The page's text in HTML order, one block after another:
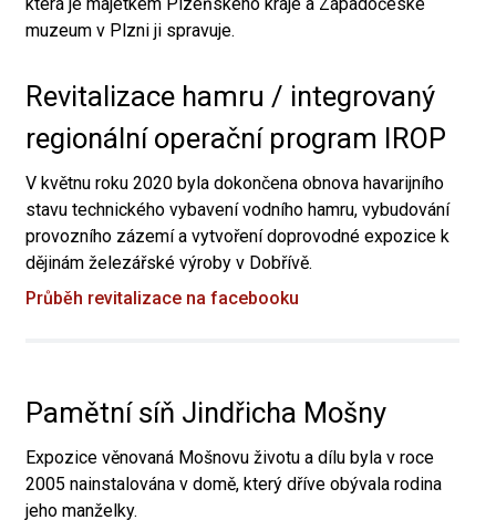
muzeum v Plzni ji spravuje.
Revitalizace hamru / integrovaný
regionální operační program IROP
V květnu roku 2020 byla dokončena obnova havarijního
stavu technického vybavení vodního hamru, vybudování
provozního zázemí a vytvoření doprovodné expozice k
dějinám železářské výroby v Dobřívě.
Průběh revitalizace na facebooku
Pamětní síň Jindřicha Mošny
Expozice věnovaná Mošnovu životu a dílu byla v roce
2005 nainstalována v domě, který dříve obývala rodina
jeho manželky.